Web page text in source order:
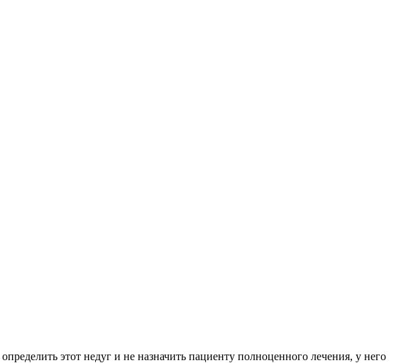
этот недуг и не назначить пациенту полноценного лечения, у него